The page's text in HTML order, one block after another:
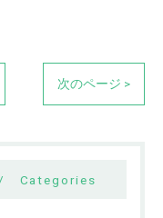
次のページ >
Categories